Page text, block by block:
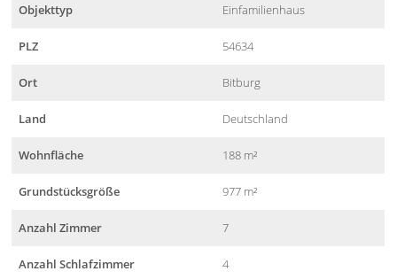
Objekttyp Einfamilienhaus
PLZ 54634
Ort Bitburg
Land Deutschland
Wohnfläche 188 m²
Grundstücksgröße 977 m²
Anzahl Zimmer 7
Anzahl Schlafzimmer 4